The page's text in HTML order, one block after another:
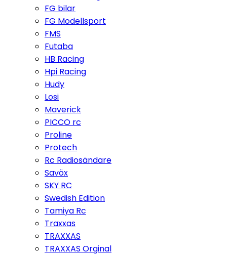
FG bilar
FG Modellsport
FMS
Futaba
HB Racing
Hpi Racing
Hudy
Losi
Maverick
PICCO rc
Proline
Protech
Rc Radiosändare
Savöx
SKY RC
Swedish Edition
Tamiya Rc
Traxxas
TRAXXAS
TRAXXAS Orginal